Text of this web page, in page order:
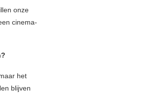
onze
cinema-
het
blijven